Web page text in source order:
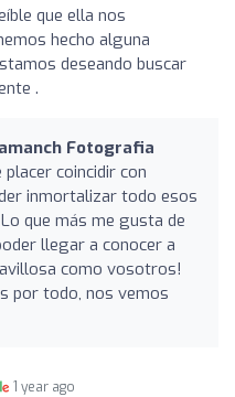
que ella nos
hecho alguna
deseando buscar
.
Fotografia
placer coincidir con
inmortalizar todo esos
que más me gusta de
llegar a conocer a
como vosotros!
por todo, nos vemos
1 year ago